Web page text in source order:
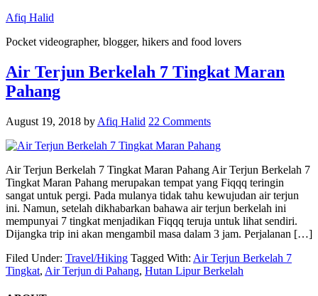
Afiq Halid
Pocket videographer, blogger, hikers and food lovers
Air Terjun Berkelah 7 Tingkat Maran
Pahang
August 19, 2018 by Afiq Halid 22 Comments
Air Terjun Berkelah 7 Tingkat Maran Pahang Air Terjun Berkelah 7
Tingkat Maran Pahang merupakan tempat yang Fiqqq teringin
sangat untuk pergi. Pada mulanya tidak tahu kewujudan air terjun
ini. Namun, setelah dikhabarkan bahawa air terjun berkelah ini
mempunyai 7 tingkat menjadikan Fiqqq teruja untuk lihat sendiri.
Dijangka trip ini akan mengambil masa dalam 3 jam. Perjalanan […]
Filed Under: Travel/Hiking Tagged With: Air Terjun Berkelah 7
Tingkat, Air Terjun di Pahang, Hutan Lipur Berkelah